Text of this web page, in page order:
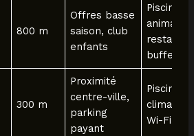
800 m
Offres basse
saison, club
enfants
Piscine,
buffet
300 m
Proximité
centre-ville,
parking
payant
Piscine,
Wi-Fi